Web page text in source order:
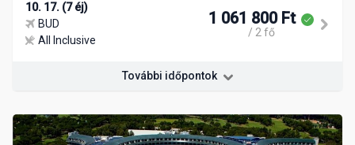
10. 17. (7 éj)
BUD
All Inclusive
1 061 800 Ft
/ 2 fő
További időpontok